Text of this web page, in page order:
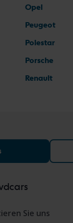
Opel
Peugeot
Polestar
Porsche
Renault
Sie uns